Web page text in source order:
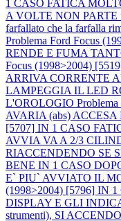
1 CASO FATICA
A VOLTE NON PARTE
farfallato che la farfalla
Problema Ford Focus
RENDE E FUMA
Focus (1998>2004)
ARRIVA CORRENTE
LAMPEGGIA IL LED
L'OROLOGIO
AVARIA (abs) ACCESA
[5707] IN 1 CASO
AVVIA VA A 2/3
RIACCENDENDO SE
BENE IN 1 CASO
E` PIU` AVVIATO IL
(1998>2004) [5796] IN
DISPLAY E GLI
strumenti), SI